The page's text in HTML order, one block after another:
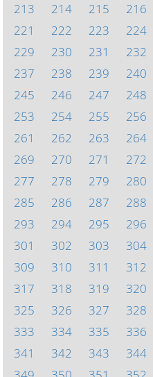
213
214 215 216
221
222 223 224
229
230 231 232
237
238 239 240
245
246 247 248
253
254 255 256
261
262 263 264
269
270 271 272
277
278 279 280
285
286 287 288
293
294 295 296
301
302 303 304
309
310 311 312
317
318 319 320
325
326 327 328
333
334 335 336
341
342 343 344